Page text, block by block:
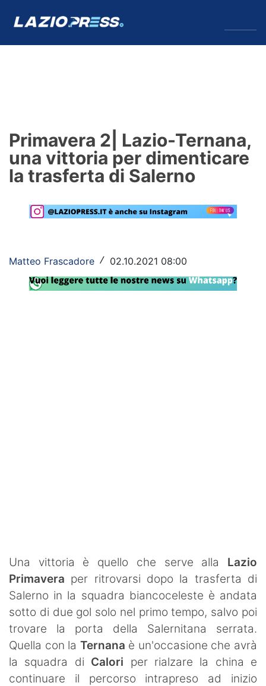
Formello
Infortuni
Primavera
Lazio Women
Rassegna Lazio
Contatti
Primavera 2| Lazio-Ternana,
una vittoria per dimenticare
la trasferta di Salerno
Matteo Frascadore / 02.10.2021 08:00
Una vittoria è quello che serve alla Lazio
Primavera per ritrovarsi dopo la trasferta di
Salerno in la squadra biancoceleste è andata
sotto di due gol solo nel primo tempo, salvo poi
trovare la porta della Salernitana serrata.
Quella con la Ternana è un'occasione che avrà
la squadra di Calori per rialzare la china e
continuare il percorso intrapreso ad inizio